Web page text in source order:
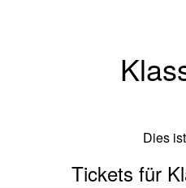
Dies
Tickets für